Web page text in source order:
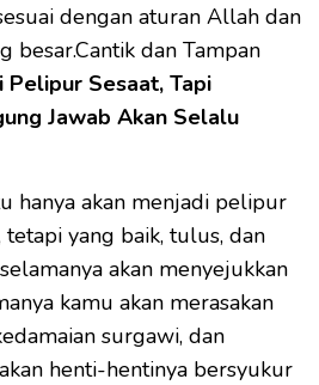
dengan aturan Allah dan
besar.Cantik dan Tampan
Pelipur Sesaat, Tapi
Jawab Akan Selalu
hanya akan menjadi pelipur
tetapi yang baik, tulus, dan
akan menyejukkan
kamu akan merasakan
surgawi, dan
henti-hentinya bersyukur